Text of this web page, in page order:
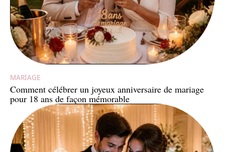
MARIAGE
Comment célébrer un joyeux anniversaire de mariage
pour 18 ans de façon mémorable